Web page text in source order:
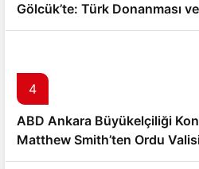
Gölcük’te: Türk Donanması
Teknoloji 20-23 Ağustos’ta
4
ABD Ankara Büyükelçiliği
Matthew Smith’ten Ordu
Muammer Erol’a Ziyaret